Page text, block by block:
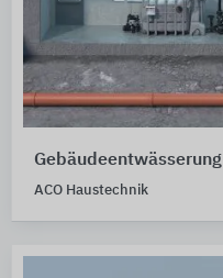
Gebäudeentwässerung
ACO Haustechnik